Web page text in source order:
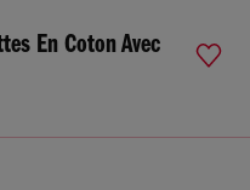
En Coton Avec